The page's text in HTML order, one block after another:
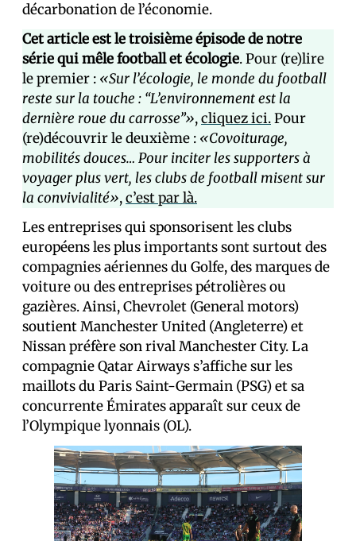
décarbonation de l’économie.
Cet article est le troisième épisode de notre
série qui mêle football et écologie. Pour (re)lire
le premier : «Sur l’écologie, le monde du football
reste sur la touche : “L’environnement est la
dernière roue du carrosse”»,cliquez ici.Pour
(re)découvrir le deuxième : «Covoiturage,
mobilités douces… Pour inciter les supporters à
voyager plus vert, les clubs de football misent sur
la convivialité»,c’est par là.
Les entreprises qui sponsorisent les clubs
européens les plus importants sont surtout des
compagnies aériennes du Golfe, des marques de
voiture ou des entreprises pétrolières ou
gazières. Ainsi, Chevrolet (General motors)
soutient Manchester United (Angleterre) et
Nissan préfère son rival Manchester City. La
compagnie Qatar Airways s’affiche sur les
maillots du Paris Saint-Germain (PSG) et sa
concurrente Émirates apparaît sur ceux de
l’Olympique lyonnais (OL).